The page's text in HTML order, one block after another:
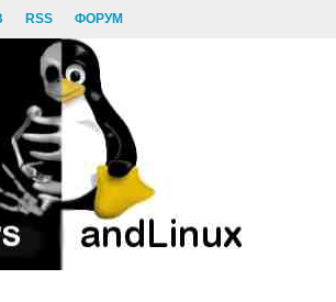
RSS ФОРУМ